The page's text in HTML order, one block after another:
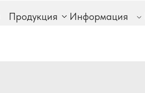
Информация
Продукция